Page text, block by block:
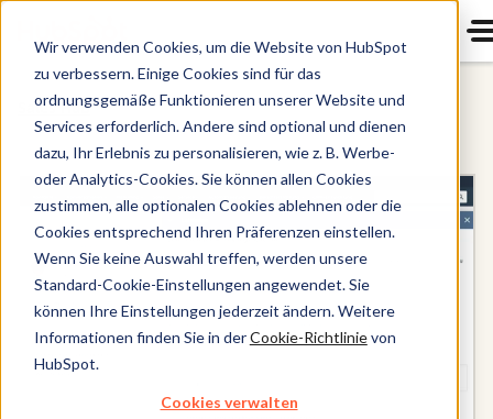
Wir verwenden Cookies, um die Website von HubSpot
zu verbessern. Einige Cookies sind für das
ordnungsgemäße Funktionieren unserer Website und
Services erforderlich. Andere sind optional und dienen
dazu, Ihr Erlebnis zu personalisieren, wie z. B. Werbe-
oder Analytics-Cookies. Sie können allen Cookies
zustimmen, alle optionalen Cookies ablehnen oder die
Cookies entsprechend Ihren Präferenzen einstellen.
Wenn Sie keine Auswahl treffen, werden unsere
Standard-Cookie-Einstellungen angewendet. Sie
können Ihre Einstellungen jederzeit ändern. Weitere
Informationen finden Sie in derCookie-Richtlinievon
HubSpot.
Cookies verwalten
Sales Hub